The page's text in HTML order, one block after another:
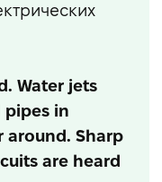
Water jets
pipes in
around. Sharp
are heard